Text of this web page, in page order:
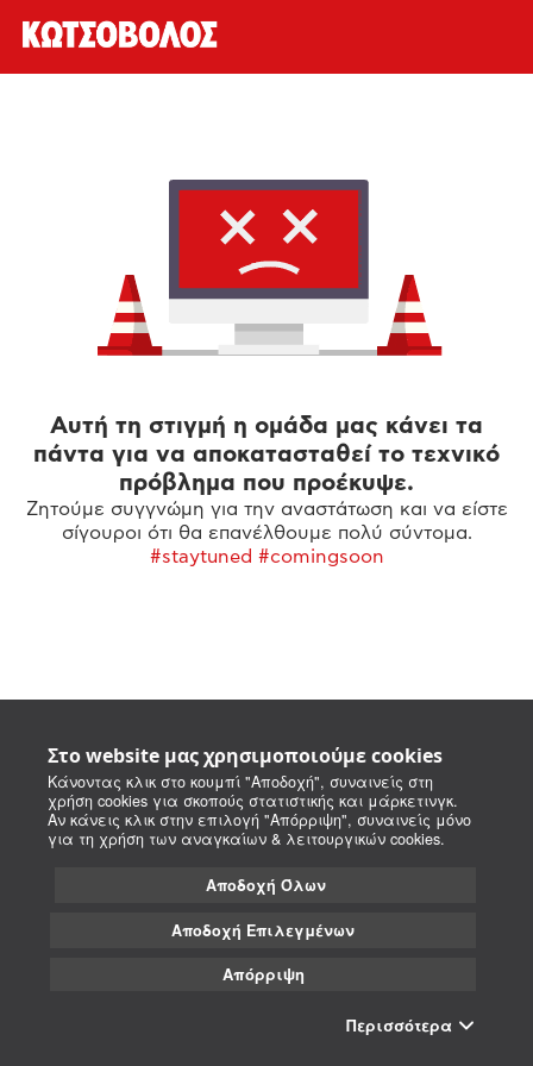
Στο website μας χρησιμοποιούμε cookies
Κάνοντας κλικ στο κουμπί "Αποδοχή", συναινείς στη
χρήση cookies για σκοπούς στατιστικής και μάρκετινγκ.
Αν κάνεις κλικ στην επιλογή "Απόρριψη", συναινείς μόνο
για τη χρήση των αναγκαίων & λειτουργικών cookies.
Αποδοχή Όλων
Αποδοχή Επιλεγμένων
Απόρριψη
Περισσότερα
Αυτή τη στιγμή η ομάδα μας κάνει τα
πάντα για να αποκατασταθεί το τεχνικό
πρόβλημα που προέκυψε.
Ζητούμε συγγνώμη για την αναστάτωση και να είστε
σίγουροι ότι θα επανέλθουμε πολύ σύντομα.
#staytuned #comingsoon